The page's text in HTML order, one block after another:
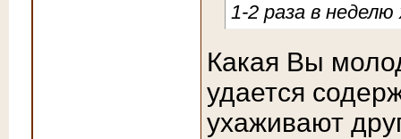
1-2 раза в
Какая Вы
удается
ухаживают